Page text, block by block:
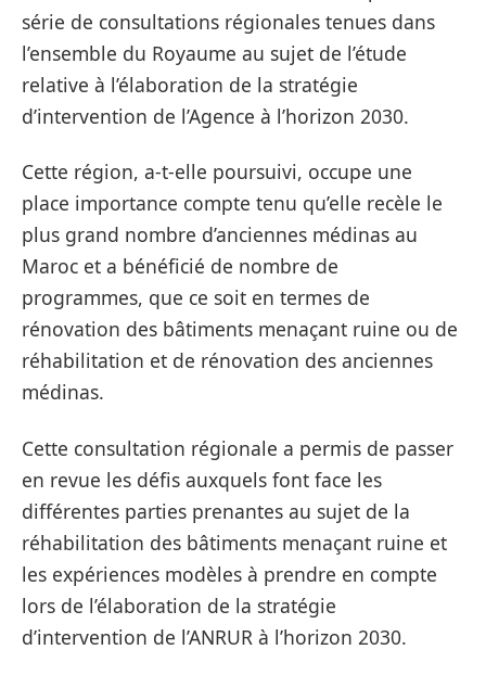
série de consultations régionales tenues dans
l’ensemble du Royaume au sujet de l’étude
relative à l’élaboration de la stratégie
d’intervention de l’Agence à l’horizon 2030.
Cette région, a-t-elle poursuivi, occupe une
place importance compte tenu qu’elle recèle le
plus grand nombre d’anciennes médinas au
Maroc et a bénéficié de nombre de
programmes, que ce soit en termes de
rénovation des bâtiments menaçant ruine ou de
réhabilitation et de rénovation des anciennes
médinas.
Cette consultation régionale a permis de passer
en revue les défis auxquels font face les
différentes parties prenantes au sujet de la
réhabilitation des bâtiments menaçant ruine et
les expériences modèles à prendre en compte
lors de l’élaboration de la stratégie
d’intervention de l’ANRUR à l’horizon 2030.